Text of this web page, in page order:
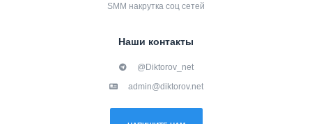
SMM накрутка соц сетей
Наши контакты
@Diktorov_net
admin@diktorov.net